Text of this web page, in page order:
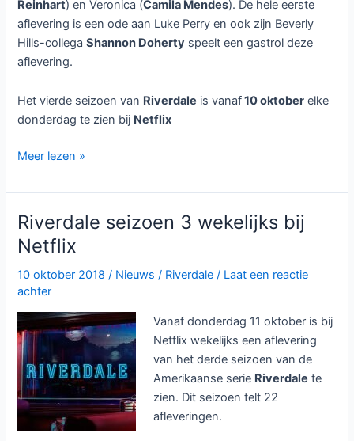
Reinhart) en Veronica (Camila Mendes). De hele eerste
aflevering is een ode aan Luke Perry en ook zijn Beverly
Hills-collegaShannon Doherty speelt een gastrol deze
aflevering.
Het vierde seizoen van Riverdale is vanaf10 oktober elke
donderdag te zien bij Netflix
Riverdale
4
wekelijks
bij
Netflix
Meer lezen »
Riverdale seizoen 3 wekelijks bij
Netflix
10 oktober 2018/ Nieuws / Riverdale / Laat een reactie
achter
Vanaf donderdag 11 oktober is bij
Netflix wekelijks een aflevering
van het derde seizoen van de
Amerikaanse serie Riverdale te
zien. Dit seizoen telt 22
afleveringen.